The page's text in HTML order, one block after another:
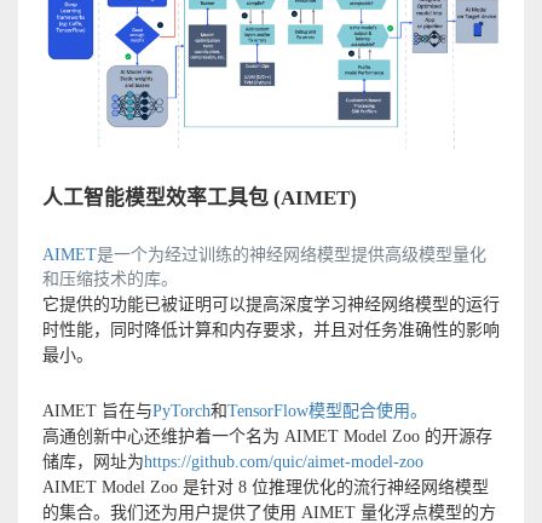
人工智能模型效率工具包 (AIMET)
AIMET是一个为经过训练的神经网络模型提供高级模型量化
和压缩技术的库。
它提供的功能已被证明可以提高深度学习神经网络模型的运行
时性能，同时降低计算和内存要求，并且对任务准确性的影响
最小。
AIMET 旨在与PyTorch和TensorFlow模型配合使用。
高通创新中心还维护着一个名为 AIMET Model Zoo 的开源存
储库，网址为https://github.com/quic/aimet-model-zoo
AIMET Model Zoo 是针对 8 位推理优化的流行神经网络模型
的集合。我们还为用户提供了使用 AIMET 量化浮点模型的方